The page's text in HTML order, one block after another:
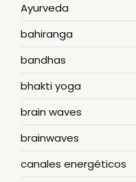
Ayurveda
bahiranga
bandhas
bhakti yoga
brain waves
brainwaves
canales energéticos